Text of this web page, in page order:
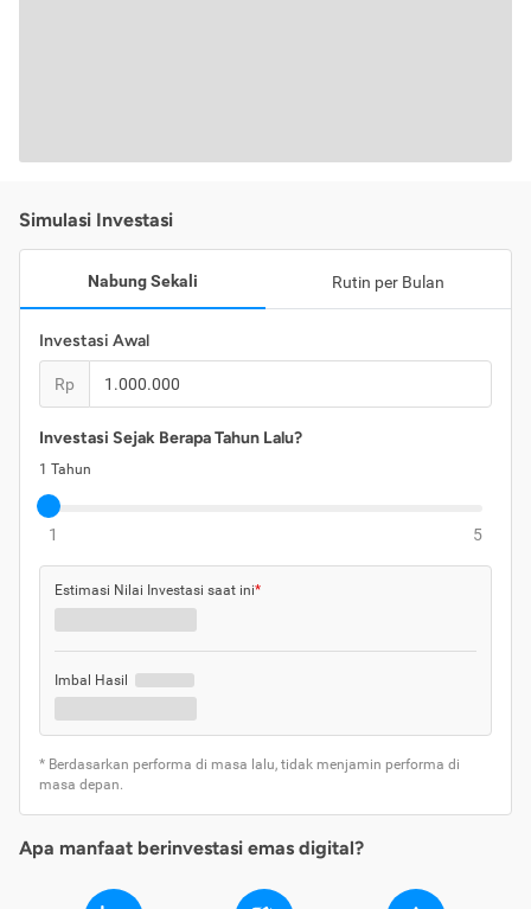
Simulasi Investasi
Nabung Sekali Rutin per Bulan
Investasi Awal
Rp
Investasi Sejak Berapa Tahun Lalu?
1 Tahun
1 5
Estimasi Nilai Investasi saat ini*
Imbal Hasil
* Berdasarkan performa di masa lalu, tidak menjamin performa di
masa depan.
Apa manfaat berinvestasi emas digital?